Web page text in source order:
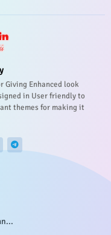
Giving Enhanced look
in User friendly to
themes for making it